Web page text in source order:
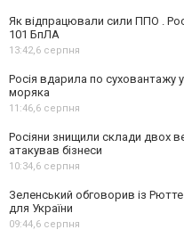
Як відпрацювали сили ППО .
101 БпЛА
13:42,6 серпня
Росія вдарила по суховантажу
моряка
11:46,6 серпня
Росіяни знищили склади двох
атакував бізнеси
10:34,6 серпня
Зеленський обговорив із
для України
09:44,6 серпня